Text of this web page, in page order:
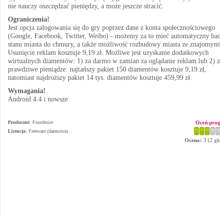
nie nauczy oszczędzać pieniędzy, a może jeszcze stracić.
Ograniczenia!
Jest opcja zalogowania się do gry poprzez dane z konta społecznościowego
(Google, Facebook, Twitter, Weibo) - możemy za to mieć automatyczny
stanu miasta do chmury, a także możliwość rozbudowy miasta ze
Usunięcie reklam kosztuje 9,19 zł. Możliwe jest uzyskanie dodatkowych
wirtualnych diamentów: 1) za darmo w zamian za oglądanie reklam lub 2)
prawdziwe pieniądze: najtańszy pakiet 150 diamentów kosztuje 9,19 zł,
natomiast najdroższy pakiet 14 tys. diamentów kosztuje 459,99 zł.
Wymagania!
Android 4.4 i nowsze
Producent: Fourdesire
Licencja: Freeware (darmowa)
Oceń
Ocena: 3 (2